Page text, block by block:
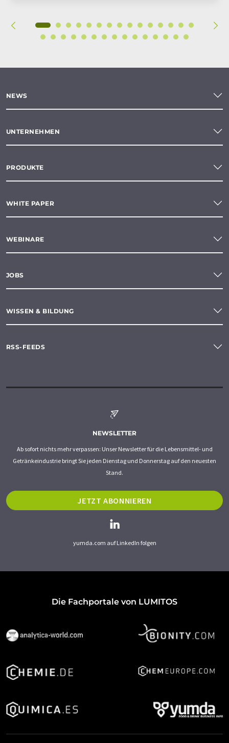
NEWS
UNTERNEHMEN
PRODUKTE
WHITE PAPER
WEBINARE
JOBS
WISSEN & BILDUNG
RSS-FEEDS
NEWSLETTER
Ab sofort nichts mehr verpassen: Unser Newsletter für die Lebensmittel- und
Getränkeindustrie bringt Sie jeden Dienstag und Donnerstag auf den neuesten
Stand.
JETZT ABONNIEREN
yumda.com auf LinkedIn folgen
Die Fachportale von LUMITOS